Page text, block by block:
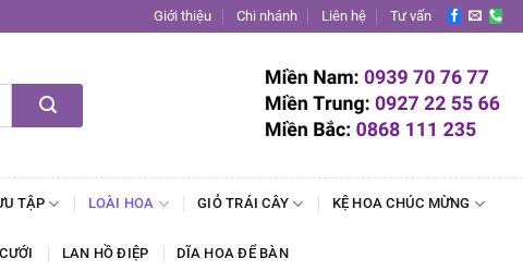
Giới thiệu Chi nhánh Liên hệ Tư vấn
TẬP LOÀI HOA GIỎ TRÁI CÂY KỆ HOA CHÚC MỪNG
LAN HỒ ĐIỆP DĨA HOA ĐỂ BÀN